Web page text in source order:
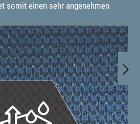
somit einen sehr angenehmen